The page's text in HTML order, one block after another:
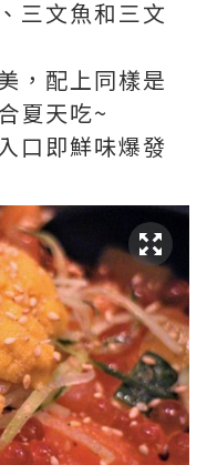
三文魚和三文
，配上同樣是
夏天吃~
口即鮮味爆發